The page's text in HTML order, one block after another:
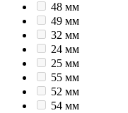
48 мм
49 мм
32 мм
24 мм
25 мм
55 мм
52 мм
54 мм